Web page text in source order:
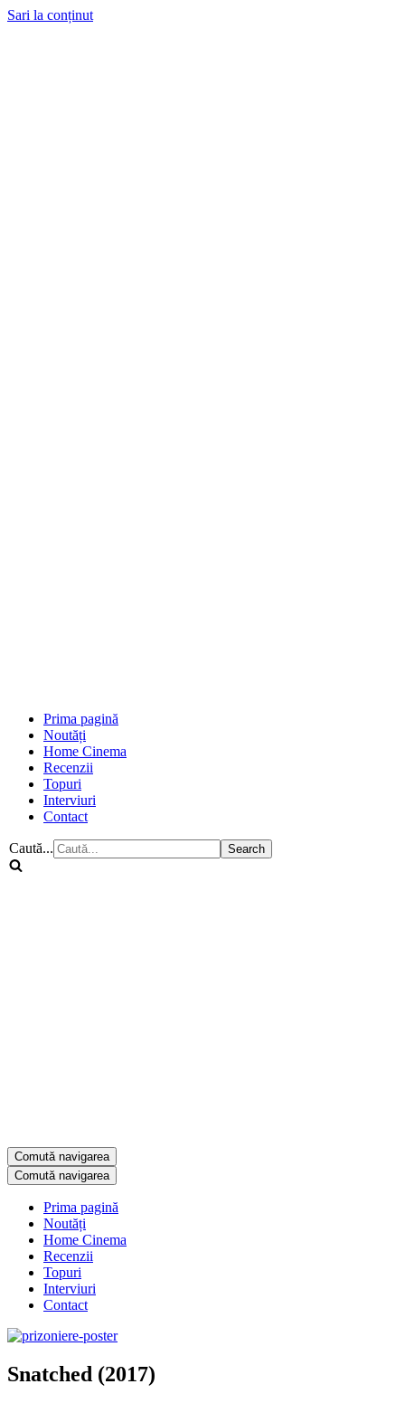
Sari la conținut
Prima pagină
Noutăți
Home Cinema
Recenzii
Topuri
Interviuri
Contact
Caută...
Comută navigarea
Comută navigarea
Prima pagină
Noutăți
Home Cinema
Recenzii
Topuri
Interviuri
Contact
Snatched (2017)